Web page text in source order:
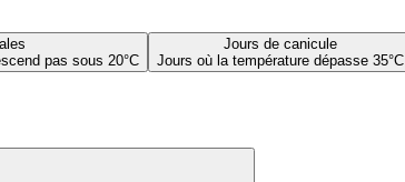
pas sous 20°C
Jours de canicule
Jours où la température dépasse 35°C